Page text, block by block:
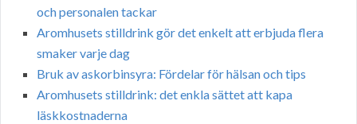
och personalen tackar
Aromhusets stilldrink gör det enkelt att erbjuda flera
smaker varje dag
Bruk av askorbinsyra: Fördelar för hälsan och tips
Aromhusets stilldrink: det enkla sättet att kapa
läskkostnaderna